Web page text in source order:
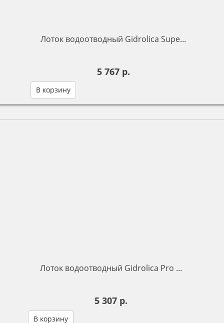
Лоток водоотводный Gidrolica Supe...
5 767 р.
В корзину
Лоток водоотводный Gidrolica Pro ...
5 307 р.
В корзину